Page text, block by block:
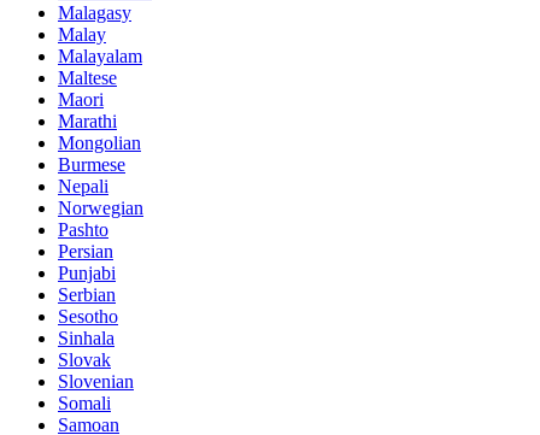
Malagasy
Malay
Malayalam
Maltese
Maori
Marathi
Mongolian
Burmese
Nepali
Norwegian
Pashto
Persian
Punjabi
Serbian
Sesotho
Sinhala
Slovak
Slovenian
Somali
Samoan